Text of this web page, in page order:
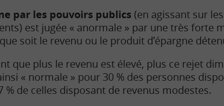
par les pouvoirs publics (en agissant sur les
est jugée « anormale » par une très forte
soit le revenu ou le produit d’épargne
que plus le revenu est élevé, plus ce rejet
« normale » pour 30 % des personnes
% de celles disposant de revenus modestes.